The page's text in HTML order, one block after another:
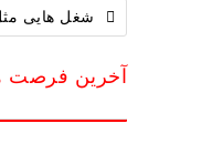
شغل هایی
آخرین فرصت